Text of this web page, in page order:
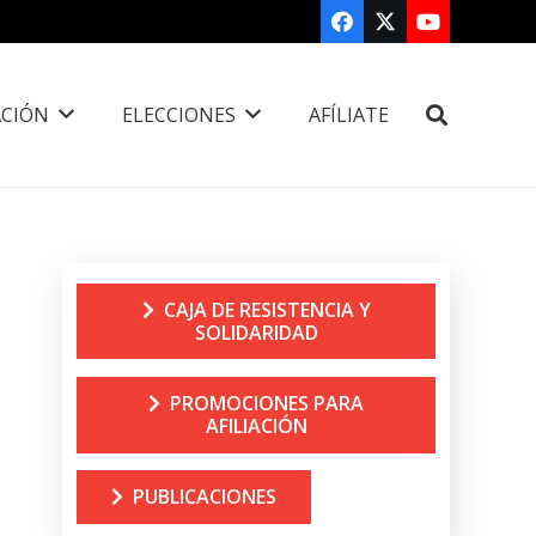
ELECCIONES AFÍLIATE
CAJA DE RESISTENCIA Y
SOLIDARIDAD
PROMOCIONES PARA
AFILIACIÓN
PUBLICACIONES